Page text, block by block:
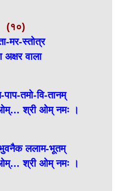
(१०)
मर-स्तोत्र
वाला
तमो-वि-तानम्
श्री ओम् नमः ।
ललाम-भूतम्
श्री ओम् नमः ।